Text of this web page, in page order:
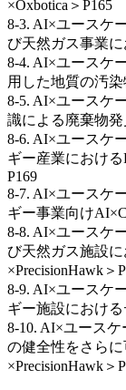
×Oxbotica＞P165
8-3. AI×ユースケ
び天然ガス事業に
8-4. AI×ユースケ
用した地質の汚
8-5. AI×ユースケ
識による廃棄物
8-6. AI×ユースケ
ギー産業における
P169
8-7. AI×ユースケ
ギー事業向け
8-8. AI×ユースケ
び天然ガス施設
×PrecisionHawk＞
8-9. AI×ユースケ
ギー施設における
8-10. AI×ユース
の健全性をさら
×PrecisionHawk＞